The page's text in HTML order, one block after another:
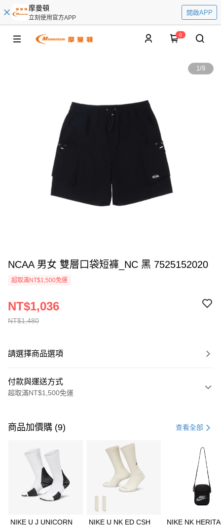
摩曼頓
立刻使用官方APP
開啟APP
0
1/9
NCAA 男女 雙層口袋短褲_NC 黑 7525152020
超取滿NT$1,500免運
NT$1,480
NT$1,036
請選擇商品選項
付款與運送方式
超取滿NT$1,500免運
信用卡一次付款
3 期 0 利率 每期 21家銀行
合作金庫商業銀行
第一商業銀行
華南商業銀行
彰化商業銀行
上海商業儲蓄銀行
Apple Pay
商品加價購 (9) 查看全部
NIKE U J UNICORN
NIKE U NK ED CSH
NIKE NK